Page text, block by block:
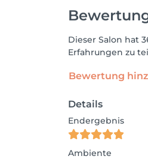
Dieser Salon hat
Erfahrungen zu
Bewertung
Details
Endergebnis
Ambiente